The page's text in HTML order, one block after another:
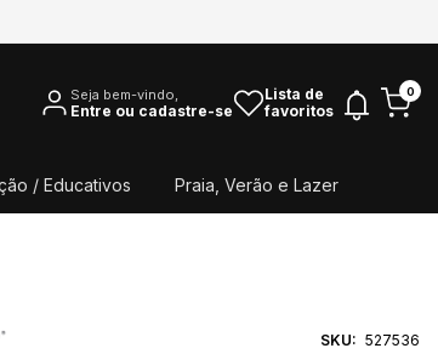
Seja bem-vindo,
Entre ou cadastre-se
Lista de
favoritos
0
/ Educativos Praia, Verão e Lazer
SKU: 527536